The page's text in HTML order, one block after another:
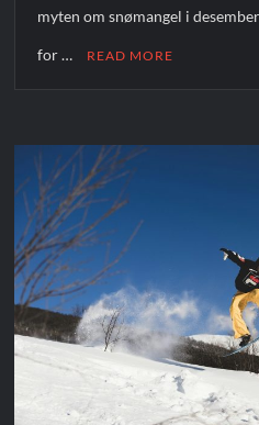
myten om snømangel i
for … READ MORE